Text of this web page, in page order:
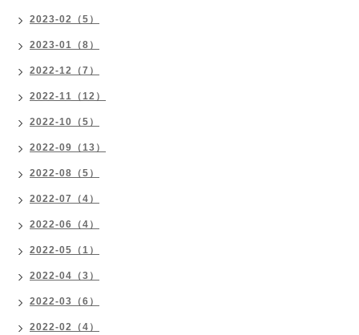
2023-02（5）
2023-01（8）
2022-12（7）
2022-11（12）
2022-10（5）
2022-09（13）
2022-08（5）
2022-07（4）
2022-06（4）
2022-05（1）
2022-04（3）
2022-03（6）
2022-02（4）